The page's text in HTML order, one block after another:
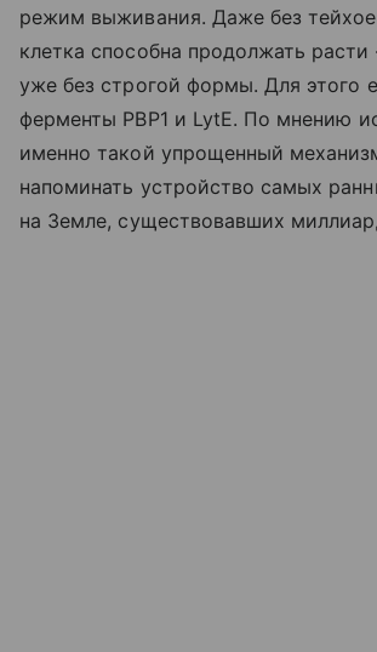
режим выживания. Даже без
клетка способна продолжать
уже без строгой формы. Для этого
ферменты PBP1 и LytE. По мнению
именно такой упрощенный
напоминать устройство самых
на Земле, существовавших